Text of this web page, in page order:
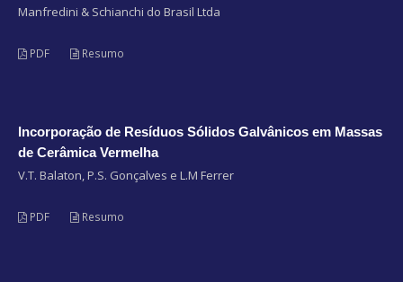
Manfredini & Schianchi do Brasil Ltda
PDF Resumo
Incorporação de Resíduos Sólidos Galvânicos em Massas
de Cerâmica Vermelha
V.T. Balaton, P.S. Gonçalves e L.M Ferrer
PDF Resumo